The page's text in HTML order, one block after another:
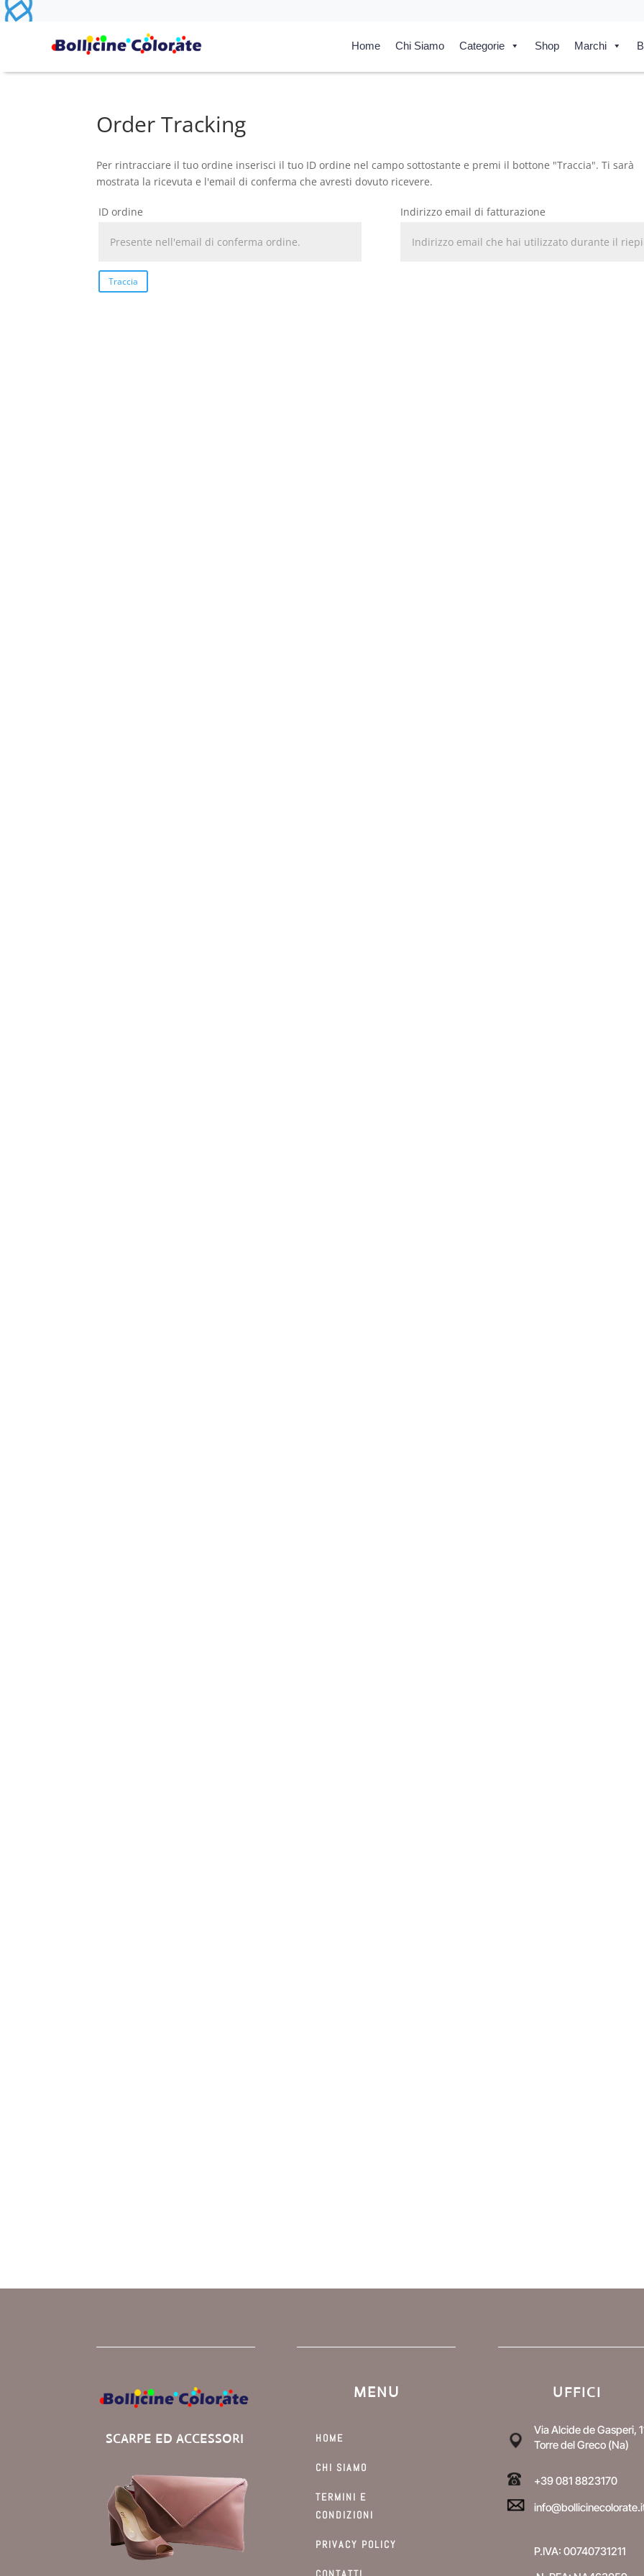
Home Chi Siamo Categorie Shop Marchi
Order Tracking
Per rintracciare il tuo ordine inserisci il tuo ID ordine nel campo sottostante e premi il bottone "Traccia". Ti sarà
mostrata la ricevuta e l'email di conferma che avresti dovuto ricevere.
ID ordine Indirizzo email di fatturazione
Traccia
SCARPE ED ACCESSORI
MENU
HOME
CHI SIAMO
TERMINI E
CONDIZIONI
PRIVACY POLICY
UFFICI
Via Alcide de Gasperi,
Torre del Greco (Na)
+39 081 8823170
P.IVA: 00740731211